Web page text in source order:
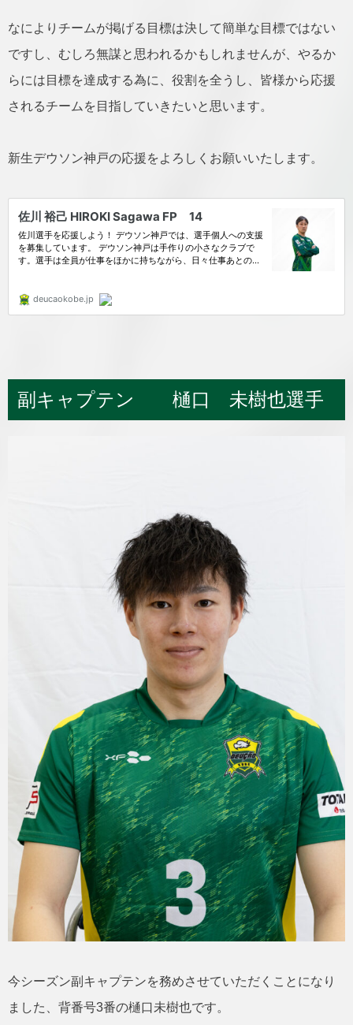
なによりチームが掲げる目標は決して簡単な目標ではない
ですし、むしろ無謀と思われるかもしれませんが、やるか
らには目標を達成する為に、役割を全うし、皆様から応援
されるチームを目指していきたいと思います。
新生デウソン神戸の応援をよろしくお願いいたします。
副キャプテン 樋口 未樹也選手
今シーズン副キャプテンを務めさせていただくことになり
ました、背番号3番の樋口未樹也です。